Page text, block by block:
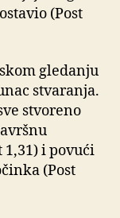
(Post
gledanju
stvaranja.
stvoreno
1,31) i povući
(Post